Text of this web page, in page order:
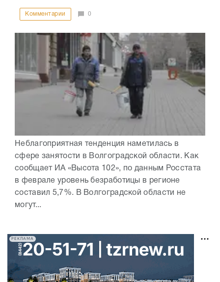
Комментарии 0
Неблагоприятная тенденция наметилась в
сфере занятости в Волгоградской области. Как
сообщает ИА «Высота 102», по данным Росстата
в феврале уровень безработицы в регионе
составил 5,7%. В Волгоградской области не
могут...
РЕКЛАМА